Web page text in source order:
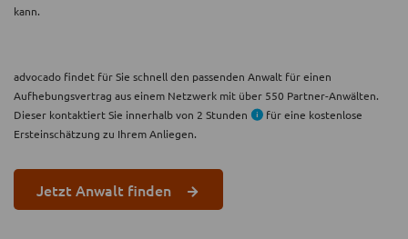
kann.
advocado findet für Sie schnell den passenden Anwalt für einen
Aufhebungsvertrag aus einem Netzwerk mit über 550 Partner-Anwälten.
Dieser kontaktiert Sie innerhalb von 2 Stunden
für eine kostenlose
Ersteinschätzung zu Ihrem Anliegen.
Jetzt Anwalt finden